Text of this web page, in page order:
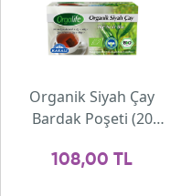
Organik Siyah Çay
Bardak Poşeti (20
108,00 TL